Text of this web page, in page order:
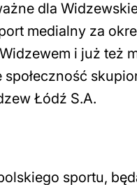
dla
medialny za
i już też
Łódź S.A.
sportu,